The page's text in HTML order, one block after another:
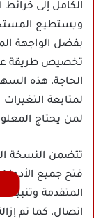
الكامل إلى خرائط
ويستطيع
بفضل الواجهة
تخصيص طريقة
لمتابعة
لمن يحتاج
فتح جميع
المتقدمة
اتصال، كما تم